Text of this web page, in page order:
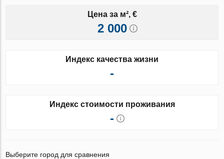
Цена за м², €
2 000
Индекс качества жизни
-
Индекс стоимости проживания
-
Выберите город для сравнения